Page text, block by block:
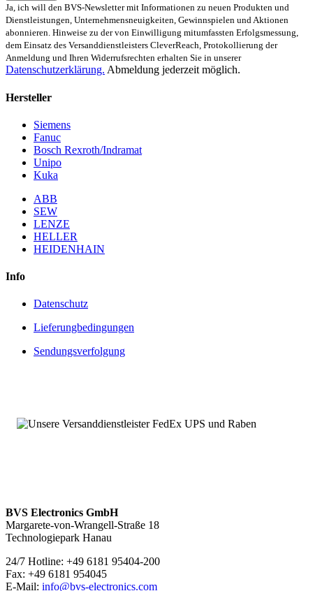
Ja, ich will den BVS-Newsletter mit Informationen zu neuen Produkten und
Dienstleistungen, Unternehmensneuigkeiten, Gewinnspielen und Aktionen
abonnieren. Hinweise zu der von Einwilligung mitumfassten Erfolgsmessung,
dem Einsatz des Versanddienstleisters CleverReach, Protokollierung der
Anmeldung und Ihren Widerrufsrechten erhalten Sie in unserer
Datenschutzerklärung. Abmeldung jederzeit möglich.
Hersteller
Siemens
Fanuc
Bosch Rexroth/Indramat
Unipo
Kuka
ABB
SEW
LENZE
HELLER
HEIDENHAIN
Info
Datenschutz
Lieferungbedingungen
Sendungsverfolgung
BVS Electronics GmbH
Margarete-von-Wrangell-Straße 18
Technologiepark Hanau
24/7 Hotline: +49 6181 95404-200
Fax: +49 6181 954045
E-Mail: info@bvs-electronics.com